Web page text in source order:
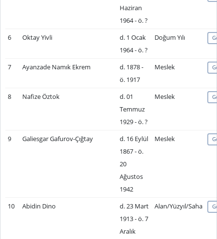
Haziran
1964 - ö. ?
6 Oktay Yivli
d. 1 Ocak
1964 - ö. ?
Doğum Yılı
7 Ayanzade Namık Ekrem
d. 1878 -
ö. 1917
Meslek
8 Nafize Öztok
d. 01
Temmuz
1929 - ö. ?
Meslek
9 Galiesgar Gafurov-Çığtay
d. 16 Eylül
1867 - ö.
20
Ağustos
1942
Meslek
10 Abidin Dino
d. 23 Mart
1913 - ö. 7
Aralık
Alan/Yüzyıl/Saha